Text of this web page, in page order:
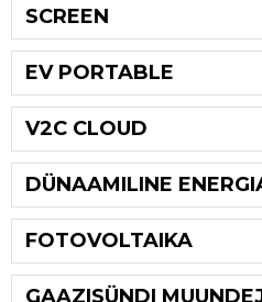
SCREEN
EV PORTABLE
V2C CLOUD
DÜNAAMILINE
FOTOVOLTAIKA
GAAZISÜNDI